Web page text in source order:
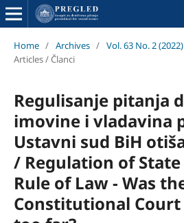
Home / Archives / Vol. 63 No. 2
Articles / Članci
Regulisanje pitanja
imovine i vladavina
Ustavni sud BiH
/ Regulation of
Rule of Law - Was
Constitutional Court